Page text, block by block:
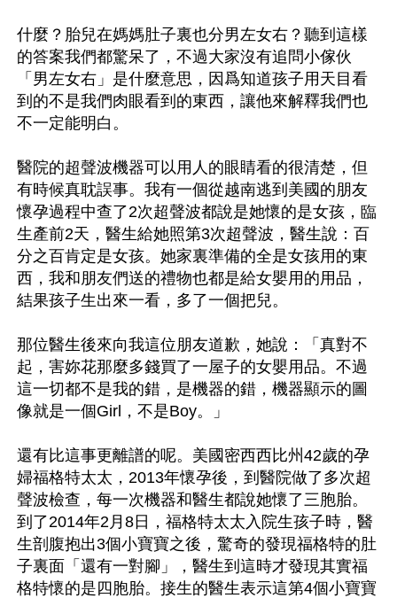
什麼？胎兒在媽媽肚子裏也分男左女右？聽到這樣
的答案我們都驚呆了，不過大家沒有追問小傢伙
「男左女右」是什麼意思，因爲知道孩子用天目看
到的不是我們肉眼看到的東西，讓他來解釋我們也
不一定能明白。
醫院的超聲波機器可以用人的眼睛看的很清楚，但
有時候真耽誤事。我有一個從越南逃到美國的朋友
懷孕過程中查了2次超聲波都說是她懷的是女孩，臨
生產前2天，醫生給她照第3次超聲波，醫生說：百
分之百肯定是女孩。她家裏準備的全是女孩用的東
西，我和朋友們送的禮物也都是給女嬰用的用品，
結果孩子生出來一看，多了一個把兒。
那位醫生後來向我這位朋友道歉，她說：「真對不
起，害妳花那麼多錢買了一屋子的女嬰用品。不過
這一切都不是我的錯，是機器的錯，機器顯示的圖
像就是一個Girl，不是Boy。」
還有比這事更離譜的呢。美國密西西比州42歲的孕
婦福格特太太，2013年懷孕後，到醫院做了多次超
聲波檢查，每一次機器和醫生都說她懷了三胞胎。
到了2014年2月8日，福格特太太入院生孩子時，醫
生剖腹抱出3個小寶寶之後，驚奇的發現福格特的肚
子裏面「還有一對腳」，醫生到這時才發現其實福
格特懷的是四胞胎。接生的醫生表示這第4個小寶寶